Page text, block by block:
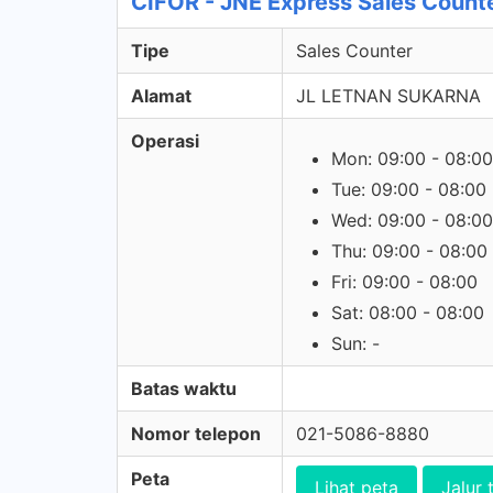
Tipe Sales Counter
Alamat JL LETNAN SUKARNA
Operasi
Mon: 09:00 - 08:00
Tue: 09:00 - 08:00
Wed: 09:00 - 08:00
Thu: 09:00 - 08:00
Fri: 09:00 - 08:00
Sat: 08:00 - 08:00
Sun: -
Batas waktu
Nomor telepon 021-5086-8880
Peta Lihat peta Jalur